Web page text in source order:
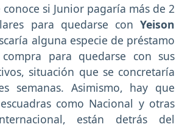
si Junior pagaría más de 2
para quedarse con Yeison
alguna especie de préstamo
para quedarse con sus
situación que se concretaría
semanas. Asimismo, hay que
como Nacional y otras
están detrás del